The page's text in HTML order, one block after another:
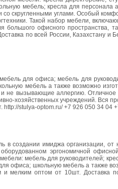
мебель; кресла для персонала
со скругленными углами. Особый
Такой набор мебели,
большого офисного
по всей России, Казахстану и
для офиса; мебель для
мебель а также возможно
не вызывающие аллергию.
хозяйственных учреждений. Вся
http://stulya-optom.ru/ +7 926 050 34 04
имиджа организации, от
эргономичной
мебель для руководителей;
офиса; школьную мебель а также
мелким оптом от 10шт. Доставка